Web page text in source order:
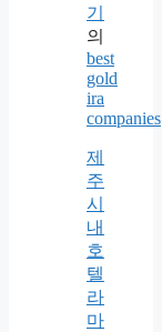
기
의
best
gold
ira
companies
제
주
시
내
호
텔
라
마